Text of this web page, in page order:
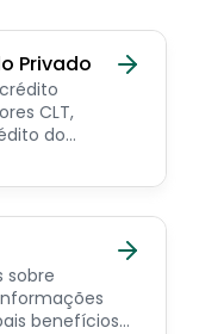
Privado
CLT,
do
sobre
benefícios